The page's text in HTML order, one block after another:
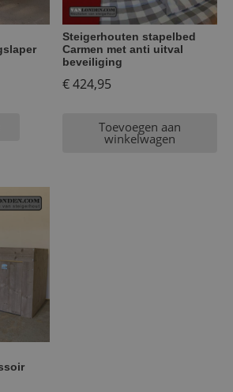
Steigerhouten stapelbed
Carmen met anti uitval
beveiliging
€424,95
Toevoegen aan
winkelwagen